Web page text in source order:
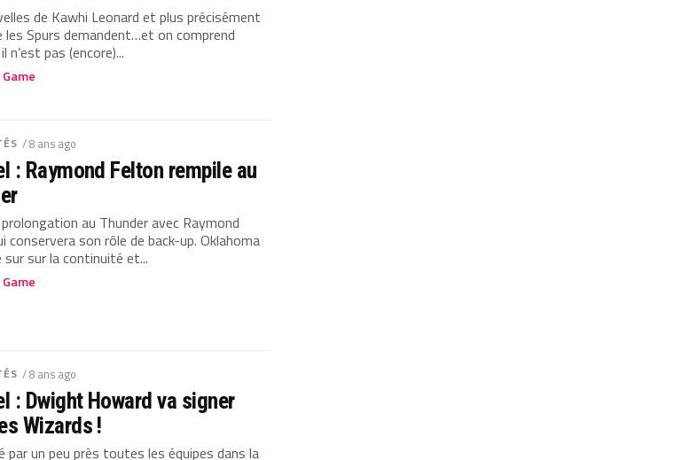
de Kawhi Leonard et plus précisément
les Spurs demandent…et on comprend
n’est pas (encore)...
/ 8 ans ago
: Raymond Felton rempile au
au Thunder avec Raymond
conservera son rôle de back-up. Oklahoma
sur sur la continuité et...
/ 8 ans ago
: Dwight Howard va signer
Wizards !
par un peu près toutes les équipes dans la